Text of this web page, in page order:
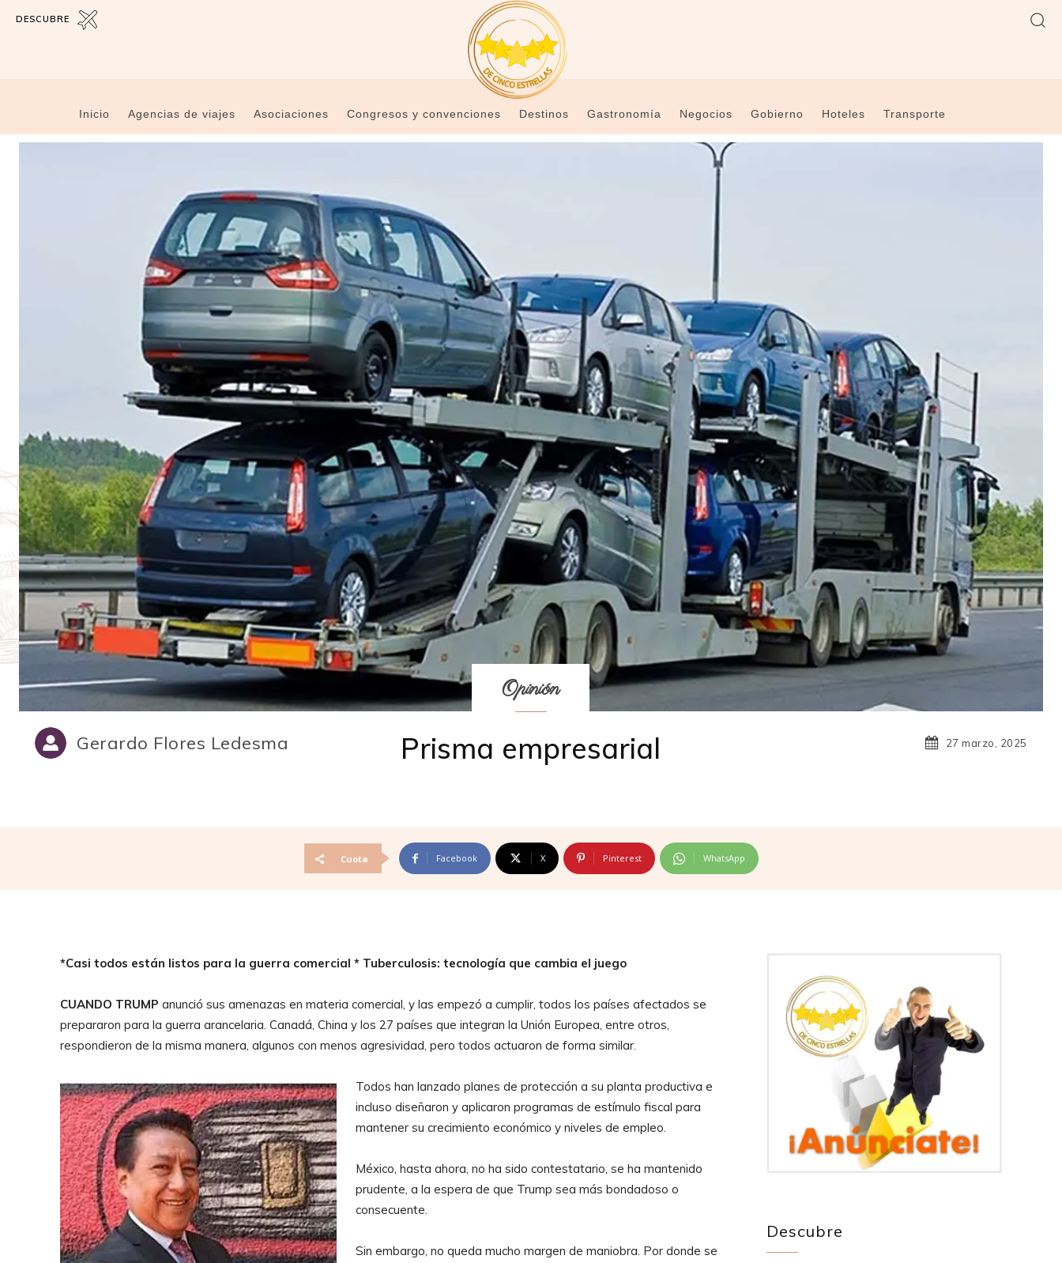
DESCUBRE
Inicio Agencias de viajes Asociaciones Congresos y convenciones Destinos Gastronomía Negocios Gobierno Hoteles Transporte
Gerardo Flores Ledesma
Opinión
Prisma empresarial 27 marzo, 2025
Cuota Facebook X Pinterest WhatsApp
*Casi todos están listos para la guerra comercial * Tuberculosis: tecnología que cambia el juego
CUANDO TRUMP anunció sus amenazas en materia comercial, y las empezó a cumplir, todos los países afectados se
prepararon para la guerra arancelaria. Canadá, China y los 27 países que integran la Unión Europea, entre otros,
respondieron de la misma manera, algunos con menos agresividad, pero todos actuaron de forma similar.
Todos han lanzado planes de protección a su planta productiva e
incluso diseñaron y aplicaron programas de estímulo fiscal para
mantener su crecimiento económico y niveles de empleo.
México, hasta ahora, no ha sido contestatario, se ha mantenido
prudente, a la espera de que Trump sea más bondadoso o
consecuente.
Sin embargo, no queda mucho margen de maniobra. Por donde se
Descubre